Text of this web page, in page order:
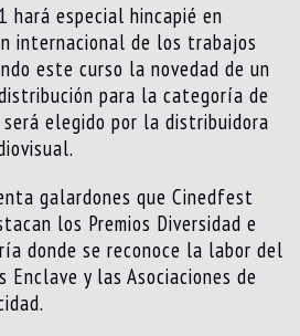
hará especial hincapié en
internacional de los trabajos
este curso la novedad de un
para la categoría de
elegido por la distribuidora
galardones que Cinedfest
los Premios Diversidad e
donde se reconoce la labor del
Enclave y las Asociaciones de